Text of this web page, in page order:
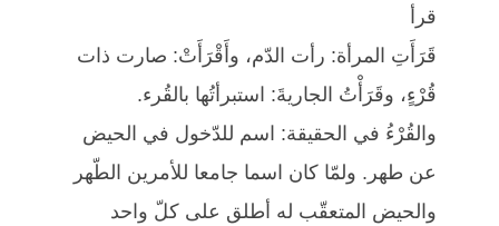
قرأ
قَرَأَتِ المرأة: رأت الدّم، وأَقْرَأَتْ: صارت ذات
قُرْءٍ، وقَرَأْتُ الجاريةَ: استبرأتُها بالقُرء.
والقُرْءُ في الحقيقة: اسم للدّخول في الحيض
عن طهر. ولمّا كان اسما جامعا للأمرين الطّهر
والحيض المتعقّب له أطلق على كلّ واحد